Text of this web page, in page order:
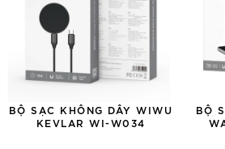
BỘ SẠC KHÔNG DÂY WIWU
KEVLAR WI-W034
BỘ